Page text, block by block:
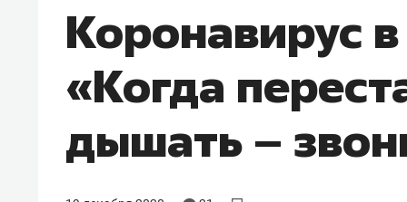
Коронавирус
«Когда
дышать –
Василь Мазитов
МАРТ
«Не зная местных
потерять минимум